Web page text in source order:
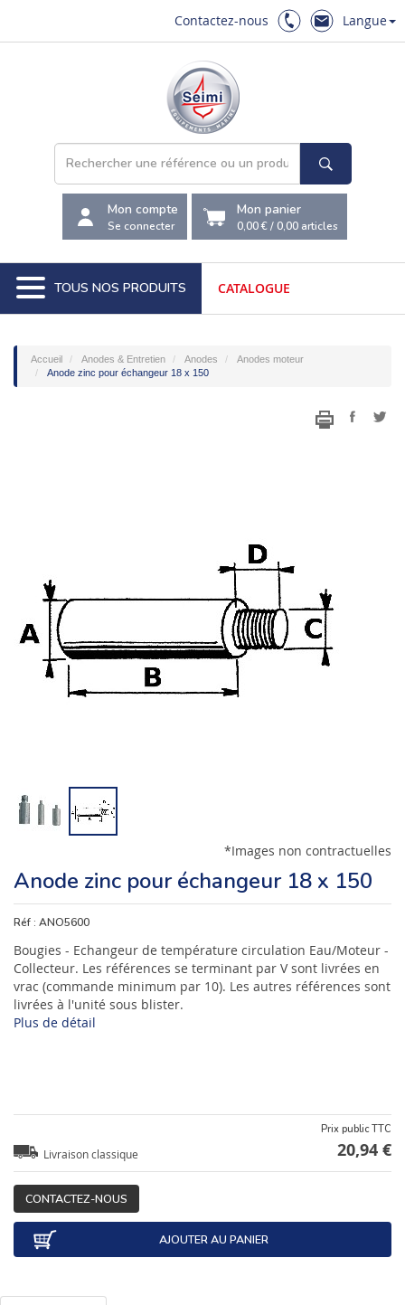
Contactez-nous Langue
Mon compte
Se connecter
Mon panier
0,00 €/0,00 articles
TOUS NOS PRODUITS CATALOGUE
Accueil Anodes & Entretien Anodes
Anodes moteur
Anode zinc pour échangeur 18 x 150
*Images non contractuelles
Anode zinc pour échangeur 18 x 150
Réf : ANO5600
Bougies - Echangeur de température circulation Eau/Moteur -
Collecteur. Les références se terminant par V sont livrées en
vrac (commande minimum par 10). Les autres références sont
livrées à l'unité sous blister.
Plus de détail
Livraison classique
Prix public TTC
20,94 €
CONTACTEZ-NOUS
AJOUTER AU PANIER